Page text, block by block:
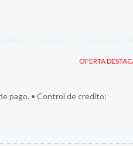
OFERTA
pago. • Control de credito: